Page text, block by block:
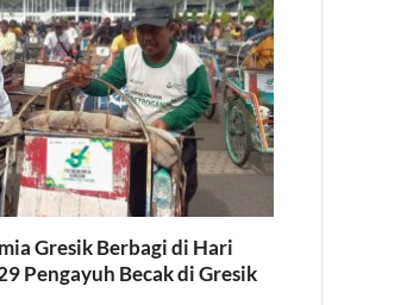
Gresik Berbagi di Hari
Pengayuh Becak di Gresik